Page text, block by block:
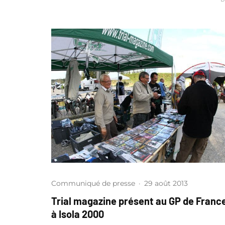
Communiqué de presse · 29 août 2013
Trial magazine présent au GP de
à Isola 2000